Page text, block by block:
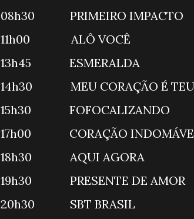
08h30
11h00 ALÔ
13h45
14h30 MEU
15h30
17h00 CORAÇÃO
18h30
19h30
20h30 SBT